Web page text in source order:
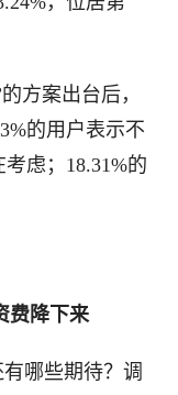
方案出台后，
的用户表示不
虑；18.31%的
费降下来
哪些期待？调